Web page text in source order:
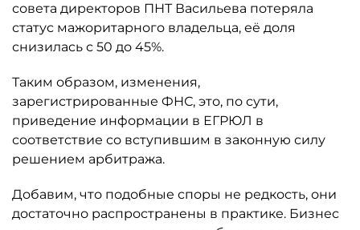
совета директоров ПНТ Васильева потеряла
статус мажоритарного владельца, её доля
снизилась с 50 до 45%.
Таким образом, изменения,
зарегистрированные ФНС, это, по сути,
приведение информации в ЕГРЮЛ в
соответствие со вступившим в законную силу
решением арбитража.
Добавим, что подобные споры не редкость, они
достаточно распространены в практике. Бизнес